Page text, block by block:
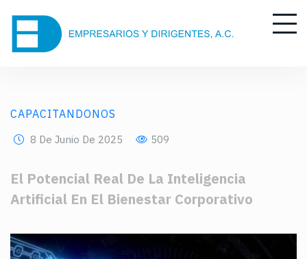
CAPACITANDONOS
8 De Junio De 2025 509
El Potencial Real De La Inteligencia
Artificial En El Bienestar Corporativo